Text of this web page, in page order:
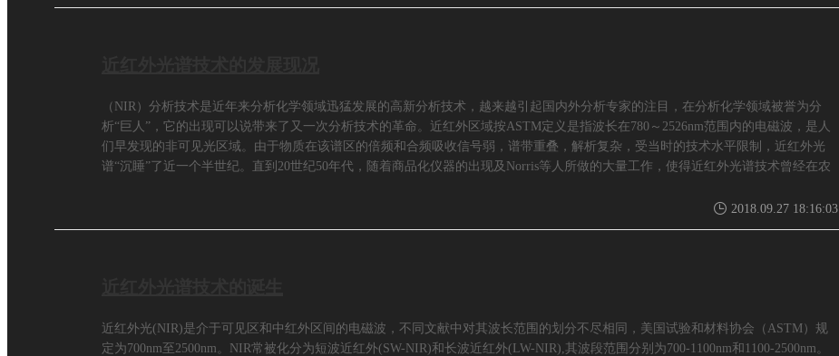
（NIR）分析技术是近年来分析化学领域迅猛发展的高新分析技术，越来越引起国内外分析专家的注目，在分析化学领域被誉为分
析“巨人”，它的出现可以说带来了又一次分析技术的革命。近红外区域按ASTM定义是指波长在780～2526nm范围内的电磁波，是人
们早发现的非可见光区域。由于物质在该谱区的倍频和合频吸收信号弱，谱带重叠，解析复杂，受当时的技术水平限制，近红外光
谱“沉睡”了近一个半世纪。直到20世纪50年代，随着商品化仪器的出现及Norris等人所做的大量工作，使得近红外光谱技术曾经在农
2018.09.27 18:16:03
近红外光(NIR)是介于可见区和中红外区间的电磁波，不同文献中对其波长范围的划分不尽相同，美国试验和材料协会（ASTM）规
定为700nm至2500nm。NIR常被化分为短波近红外(SW-NIR)和长波近红外(LW-NIR),其波段范围分别为700-1100nm和1100-2500nm。